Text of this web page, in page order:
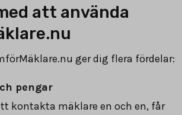
att använda
ger dig flera fördelar:
pengar
kontakta mäklare en och en, får